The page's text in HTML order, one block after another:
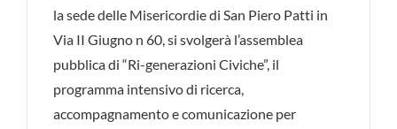
la sede delle Misericordie di San Piero Patti in
Via II Giugno n 60, si svolgerà l’assemblea
pubblica di “Ri-generazioni Civiche”, il
programma intensivo di ricerca,
accompagnamento e comunicazione per